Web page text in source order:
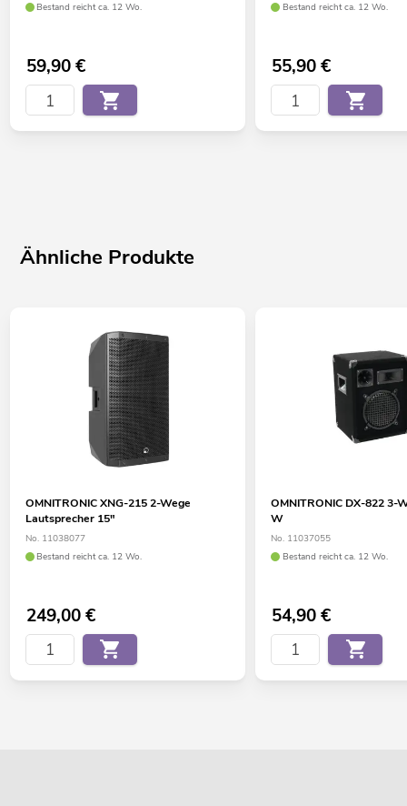
Bestand reicht ca. 12 Wo.
59,90€
Bestand reicht ca. 12 Wo.
55,90€
Ähnliche Produkte
OMNITRONIC XNG-215 2-Wege
Lautsprecher 15"
No. 11038077
Bestand reicht ca. 12 Wo.
249,00€
OMNITRONIC DX-822 3-
W
No. 11037055
Bestand reicht ca. 12 Wo.
54,90€